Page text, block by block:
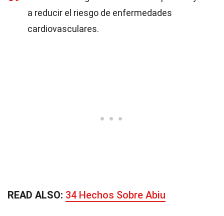
a reducir el riesgo de enfermedades
cardiovasculares.
READ ALSO: 34 Hechos Sobre Abiu